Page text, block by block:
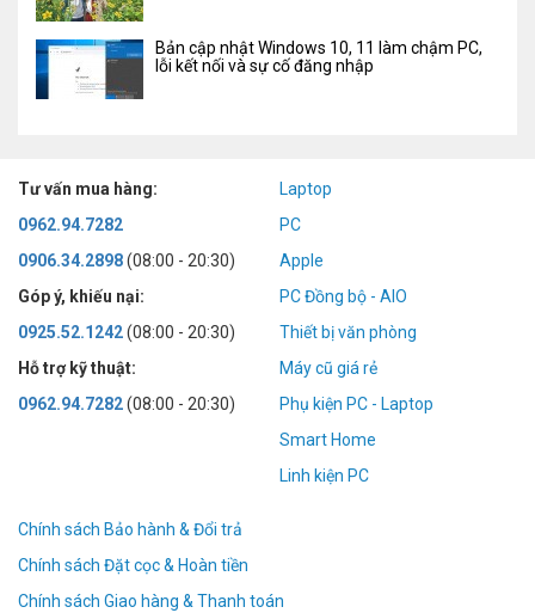
Bản cập nhật Windows 10, 11 làm chậm PC,
lỗi kết nối và sự cố đăng nhập
Tư vấn mua hàng:
0962.94.7282
0906.34.2898(08:00 - 20:30)
Góp ý, khiếu nại:
0925.52.1242(08:00 - 20:30)
Hỗ trợ kỹ thuật:
0962.94.7282(08:00 - 20:30)
Laptop
PC
Apple
PC Đồng bộ - AIO
Thiết bị văn phòng
Máy cũ giá rẻ
Phụ kiện PC - Laptop
Smart Home
Linh kiện PC
Chính sách Bảo hành & Đổi trả
Chính sách Đặt cọc & Hoàn tiền
Chính sách Giao hàng & Thanh toán